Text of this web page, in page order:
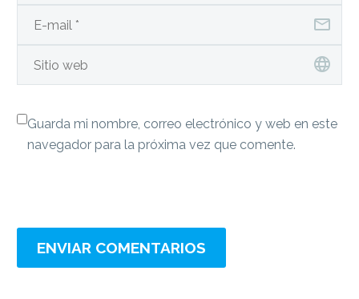
Guarda mi nombre, correo electrónico y web en este
navegador para la próxima vez que comente.
ENVIAR COMENTARIOS